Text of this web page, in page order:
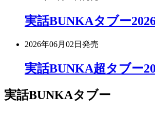
実話BUNKAタブー
2026年06月02日 発売
実話BUNKA超タブー
実話BUNKAタブー